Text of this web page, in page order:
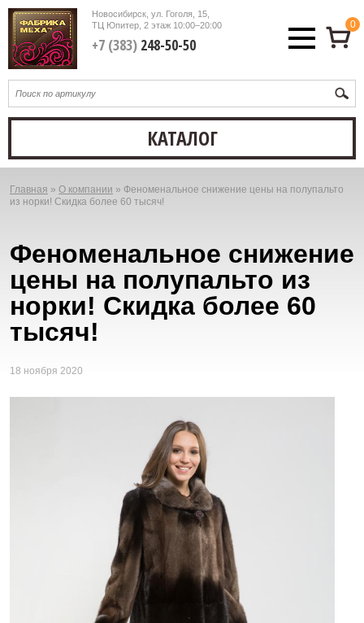
Новосибирск, ул. Гоголя, 15,
ТЦ Юпитер, 2 этаж10:00–20:00
+7 (383)248-50-50
0
КАТАЛОГ
Вы
Главная » О компании » Феноменальное снижение цены на полупальто
из норки! Скидка более 60 тысяч!
Феноменальное снижение
цены на полупальто из
норки! Скидка более 60
тысяч!
18 ноября 2020